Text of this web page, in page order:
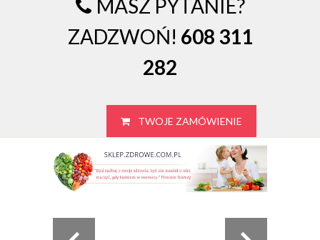
MASZ PYTANIE?
ZADZWOŃ! 608 311
282
TWOJE ZAMÓWIENIE